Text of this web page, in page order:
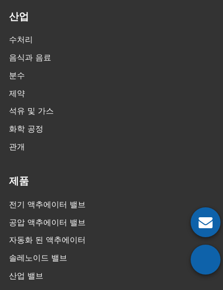
산업
수처리
음식과 음료
분수
제약
석유 및 가스
화학 공정
관개
제품
전기 액추에이터 밸브
공압 액추에이터 밸브
자동화 된 액추에이터
솔레노이드 밸브
산업 밸브